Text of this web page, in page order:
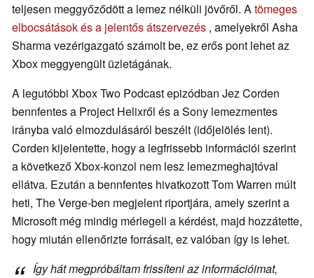
teljesen meggyőződött a lemez nélküli jövőről. Atömeges
elbocsátások és a jelentős átszervezés , amelyekről Asha
Sharma vezérigazgató számolt be, ez erős pont lehet az
Xbox meggyengült üzletágának.
A legutóbbi Xbox Two Podcast epizódban Jez Corden
bennfentes a Project Helixről és a Sony lemezmentes
irányba való elmozdulásáról beszélt (időjelölés lent).
Corden kijelentette, hogy a legfrissebb információi szerint
a következő Xbox-konzol nem lesz lemezmeghajtóval
ellátva. Ezután a bennfentes hivatkozott Tom Warren múlt
heti, The Verge-ben megjelent riportjára, amely szerint a
Microsoft még mindig mérlegeli a kérdést, majd hozzátette,
hogy miután ellenőrizte forrásait, ez valóban így is lehet.
Így hát megpróbáltam frissíteni az információimat,